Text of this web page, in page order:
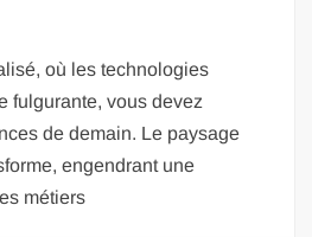
où les technologies
fulgurante, vous devez
de demain. Le paysage
engendrant une
métiers